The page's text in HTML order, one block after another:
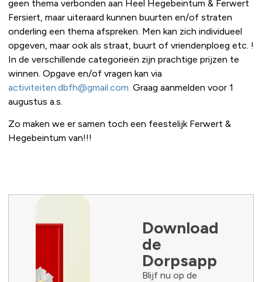
geen thema verbonden aan Heel Hegebeintum & Ferwert
Fersiert, maar uiteraard kunnen buurten en/of straten
onderling een thema afspreken. Men kan zich individueel
opgeven, maar ook als straat, buurt of vriendenploeg etc. !
In de verschillende categorieën zijn prachtige prijzen te
winnen. Opgave en/of vragen kan via
activiteiten.dbfh@gmail.com. Graag aanmelden voor 1
augustus a.s.
Zo maken we er samen toch een feestelijk Ferwert &
Hegebeintum van!!!
Download
de
Dorpsapp
Blijf nu op de